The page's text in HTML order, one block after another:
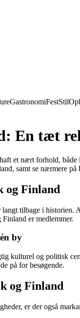
GastronomiFestStil
En tæt
et nært forhold,
samt se nærmere på
og Finland
tilbage i historien.
er medlemmer.
by
kulturel og politisk
på for besøgende.
og Finland
er der også